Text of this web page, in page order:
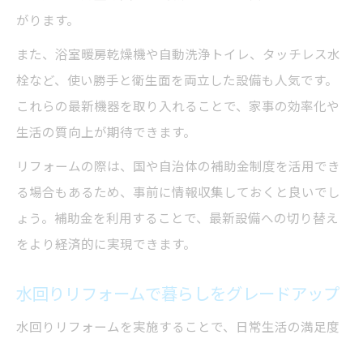
がります。
また、浴室暖房乾燥機や自動洗浄トイレ、タッチレス水
栓など、使い勝手と衛生面を両立した設備も人気です。
これらの最新機器を取り入れることで、家事の効率化や
生活の質向上が期待できます。
リフォームの際は、国や自治体の補助金制度を活用でき
る場合もあるため、事前に情報収集しておくと良いでし
ょう。補助金を利用することで、最新設備への切り替え
をより経済的に実現できます。
水回りリフォームで暮らしをグレードアップ
水回りリフォームを実施することで、日常生活の満足度